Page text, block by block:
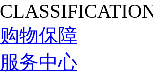
购物保障
服务中心